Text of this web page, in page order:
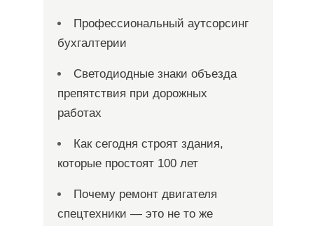
Профессиональный аутсорсинг
бухгалтерии
Светодиодные знаки объезда
препятствия при дорожных
работах
Как сегодня строят здания,
которые простоят 100 лет
Почему ремонт двигателя
спецтехники — это не то же